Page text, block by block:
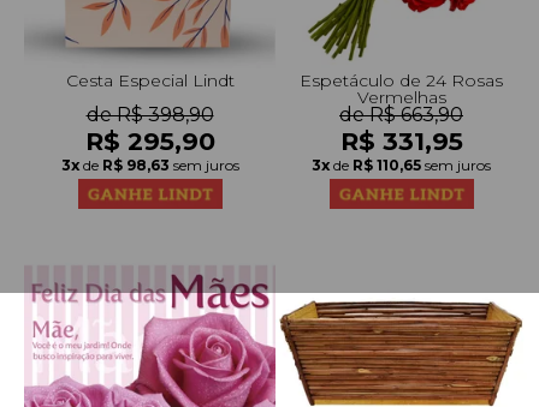
Cesta Especial Lindt
de R$ 398,90
R$ 295,90
3x de R$ 98,63 sem juros
Espetáculo de 24 Rosas
Vermelhas
de R$ 663,90
R$ 331,95
3x de R$ 110,65 sem juros